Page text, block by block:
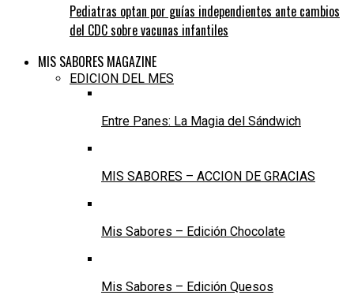
Pediatras optan por guías independientes ante cambios
del CDC sobre vacunas infantiles
MIS SABORES MAGAZINE
EDICION DEL MES
Entre Panes: La Magia del Sándwich
MIS SABORES – ACCION DE GRACIAS
Mis Sabores – Edición Chocolate
Mis Sabores – Edición Quesos